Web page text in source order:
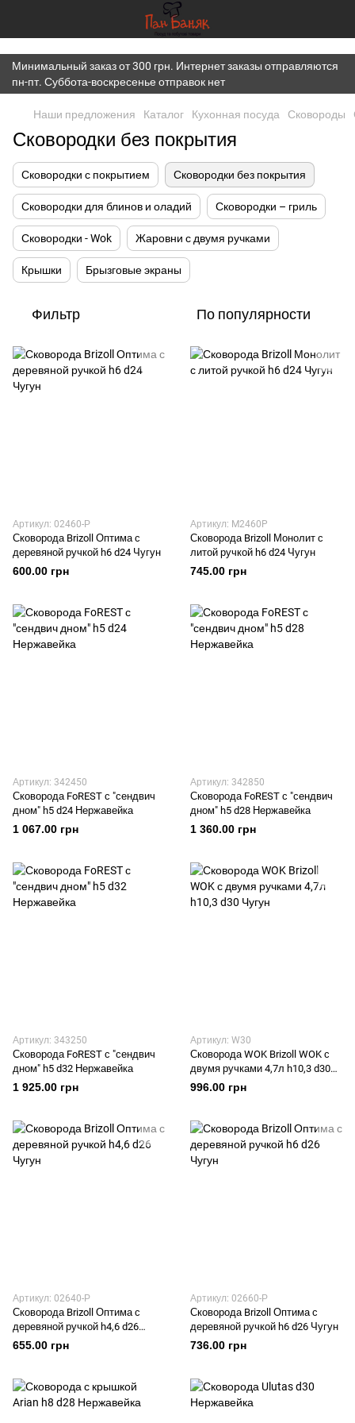
})(window,document,'script','dataLayer','GTM-K7JWBM2W');
Минимальный заказ от 300 грн. Интернет заказы отправляются
пн-пт. Суббота-воскресенье отправок нет
Наши предложения Каталог Кухонная посуда Сковороды
Сковородки без покрытия
Сковородки с покрытием Сковородки без покрытия
Сковородки для блинов и оладий Сковородки – гриль
Сковородки - Wok Жаровни с двумя ручками
Крышки Брызговые экраны
Фильтр По популярности
Артикул: 02460-Р
Сковорода Brizoll Оптима с
деревяной ручкой h6 d24 Чугун
600.00 грн
Артикул: M2460P
Сковорода Brizoll Монолит с
литой ручкой h6 d24 Чугун
745.00 грн
Артикул: 342450
Сковорода FoREST с "сендвич
дном" h5 d24 Нержавейка
1 067.00 грн
Артикул: 342850
Сковорода FoREST с "сендвич
дном" h5 d28 Нержавейка
1 360.00 грн
Артикул: 343250
Сковорода FoREST с "сендвич
дном" h5 d32 Нержавейка
1 925.00 грн
Артикул: W30
Сковорода WOK Brizoll WOK с
двумя ручками 4,7л h10,3 d30
Чугун
996.00 грн
Артикул: 02640-Р
Сковорода Brizoll Оптима с
деревяной ручкой h4,6 d26
Чугун
655.00 грн
Артикул: 02660-Р
Сковорода Brizoll Оптима с
деревяной ручкой h6 d26 Чугун
736.00 грн